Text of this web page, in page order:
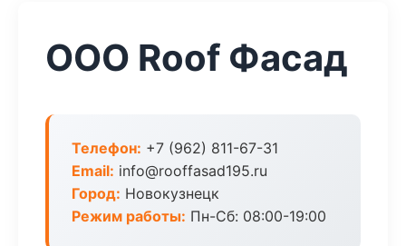
ООО Roof Фасад
Телефон: +7 (962) 811-67-31
Email: info@rooffasad195.ru
Город: Новокузнецк
Режим работы: Пн-Сб: 08:00-19:00